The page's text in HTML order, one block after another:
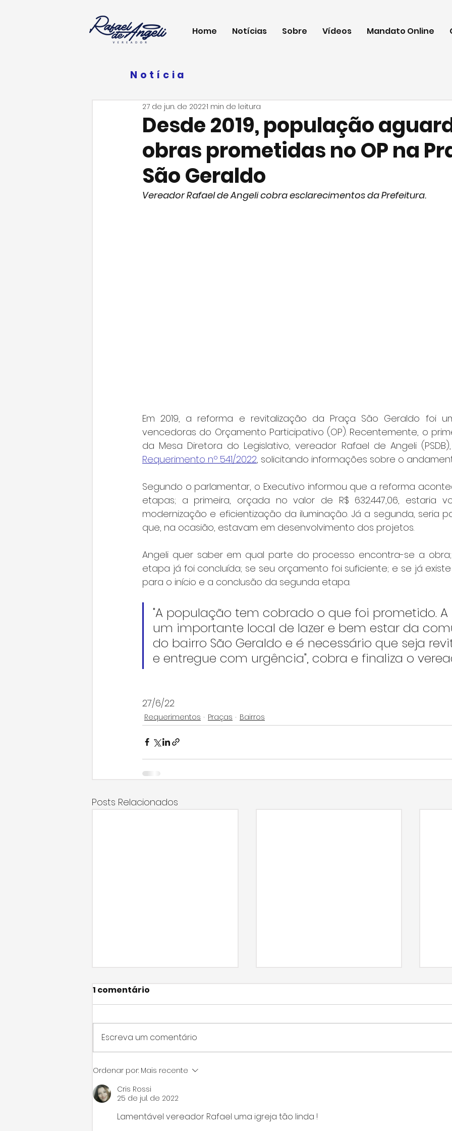
Home Notícias Sobre Vídeos Mandato Online
Notícia
Desde 2019, população
obras prometidas no OP na
São Geraldo
27 de jun. de 20221 min de leitura
Vereador Rafael de Angeli cobra esclarecimentos da Prefeitura.
Em 2019, a reforma e revitalização da Praça São Geraldo foi
vencedoras do Orçamento Participativo (OP). Recentemente, o
Requerimento nº 541/2022, solicitando informações sobre o
Segundo o parlamentar, o Executivo informou que a reforma
etapas; a primeira, orçada no valor de R$ 632.447,06, estaria
modernização e eficientização da iluminação. Já a segunda, seria
que, na ocasião, estavam em desenvolvimento dos projetos.
Angeli quer saber em qual parte do processo encontra-se a
etapa já foi concluída; se seu orçamento foi suficiente; e se já
para o início e a conclusão da segunda etapa.
"A população tem cobrado o que foi prometido.
um importante local de lazer e bem estar da
do bairro São Geraldo e é necessário que seja
e entregue com urgência", cobra e finaliza o
27/6/22
Requerimentos Praças Bairros
Posts Relacionados
Nova iluminação da
Hage é alvo de
indicado para
1 comentário
Escreva um comentário
Ordenar por: Mais recente
Cris Rossi
25 de jul. de 2022
Lamentável vereador Rafael uma igreja tão linda !